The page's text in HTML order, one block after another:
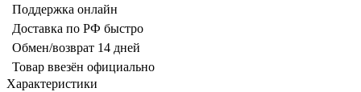
Поддержка онлайн
Доставка по РФ быстро
Обмен/возврат 14 дней
Товар ввезён официально
Характеристики